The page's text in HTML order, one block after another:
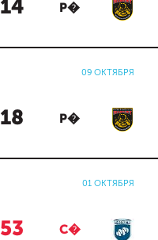
14 Р�
09 ОКТЯБРЯ
18 Р�
01 ОКТЯБРЯ
53 С�